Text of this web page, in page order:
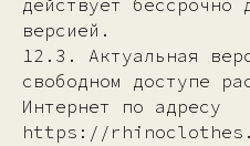
действует бессрочно
версией.
12.3. Актуальная
свободном доступе
Интернет по адресу
https://